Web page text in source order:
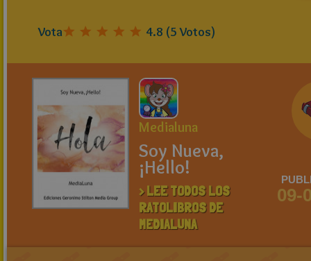
Vota 4.8 (5Votos)
Medialuna
Soy Nueva,
¡Hello!
> LEE TODOS LOS
RATOLIBROS DE
MEDIALUNA
09-